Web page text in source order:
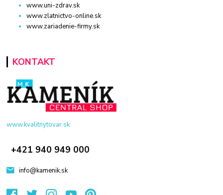
www.uni-zdrav.sk
www.zlatnictvo-online.sk
www.zariadenie-firmy.sk
KONTAKT
www.kvalitnytovar.sk
+421 940 949 000
info@kamenik.sk